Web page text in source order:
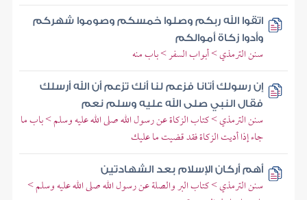
اتقوا الله ربكم وصلوا خمسكم وصوموا شهركم
وأدوا زكاة أموالكم
سنن الترمذي > أبواب السفر > باب منه
إن رسولك أتانا فزعم لنا أنك تزعم أن الله أرسلك
فقال النبي صلى الله عليه وسلم نعم
سنن الترمذي > كتاب الزكاة عن رسول الله صلى الله عليه وسلم > باب ما
جاء إذا أديت الزكاة فقد قضيت ما عليك
أهم أركان الإسلام بعد الشهادتين
سنن الترمذي > كتاب البر والصلة عن رسول الله صلى الله عليه وسلم >